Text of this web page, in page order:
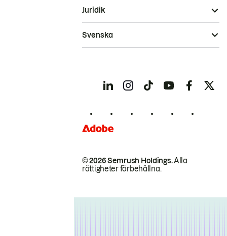
© 2026 Semrush Holdings.Alla
rättigheter förbehållna.
Juridik
Svenska